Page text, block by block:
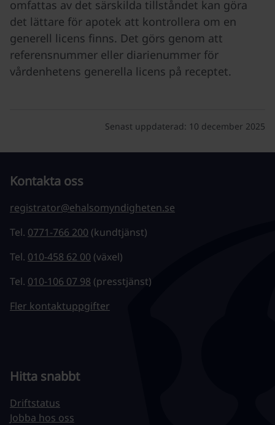
omfattas av det särskilda tillståndet kan göra
det lättare för apotek att kontrollera om en
generell licens finns. Det görs genom att
referensnummer eller diarienummer för
vårdenhetens generella licens på receptet.
Senast uppdaterad: 10 december 2025
Kontakta oss
registrator@ehalsomyndigheten.se
Tel. 0771-766 200 (kundtjänst)
Tel. 010-458 62 00 (växel)
Tel. 010-106 07 98 (presstjänst)
Fler kontaktuppgifter
Hitta snabbt
Driftstatus
Jobba hos oss